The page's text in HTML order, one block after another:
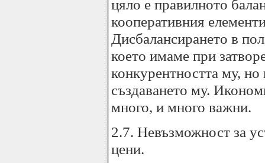
цяло е правилното
кооперативния
Дисбалансирането в
което имаме при
конкурентността му,
създаването му.
много, и много важни.
2.7. Невъзможност за
цени.